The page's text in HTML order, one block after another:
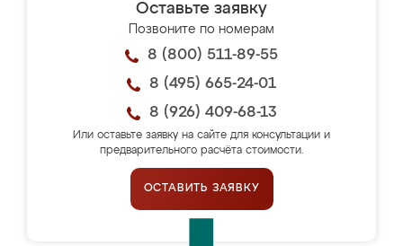
Оставьте заявку
Позвоните по номерам
8 (800) 511-89-55
8 (495) 665-24-01
8 (926) 409-68-13
Или оставьте заявку на сайте для консультации и
предварительного расчёта стоимости.
ОСТАВИТЬ ЗАЯВКУ